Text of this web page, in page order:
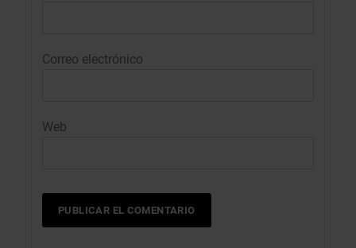
Correo electrónico
Web